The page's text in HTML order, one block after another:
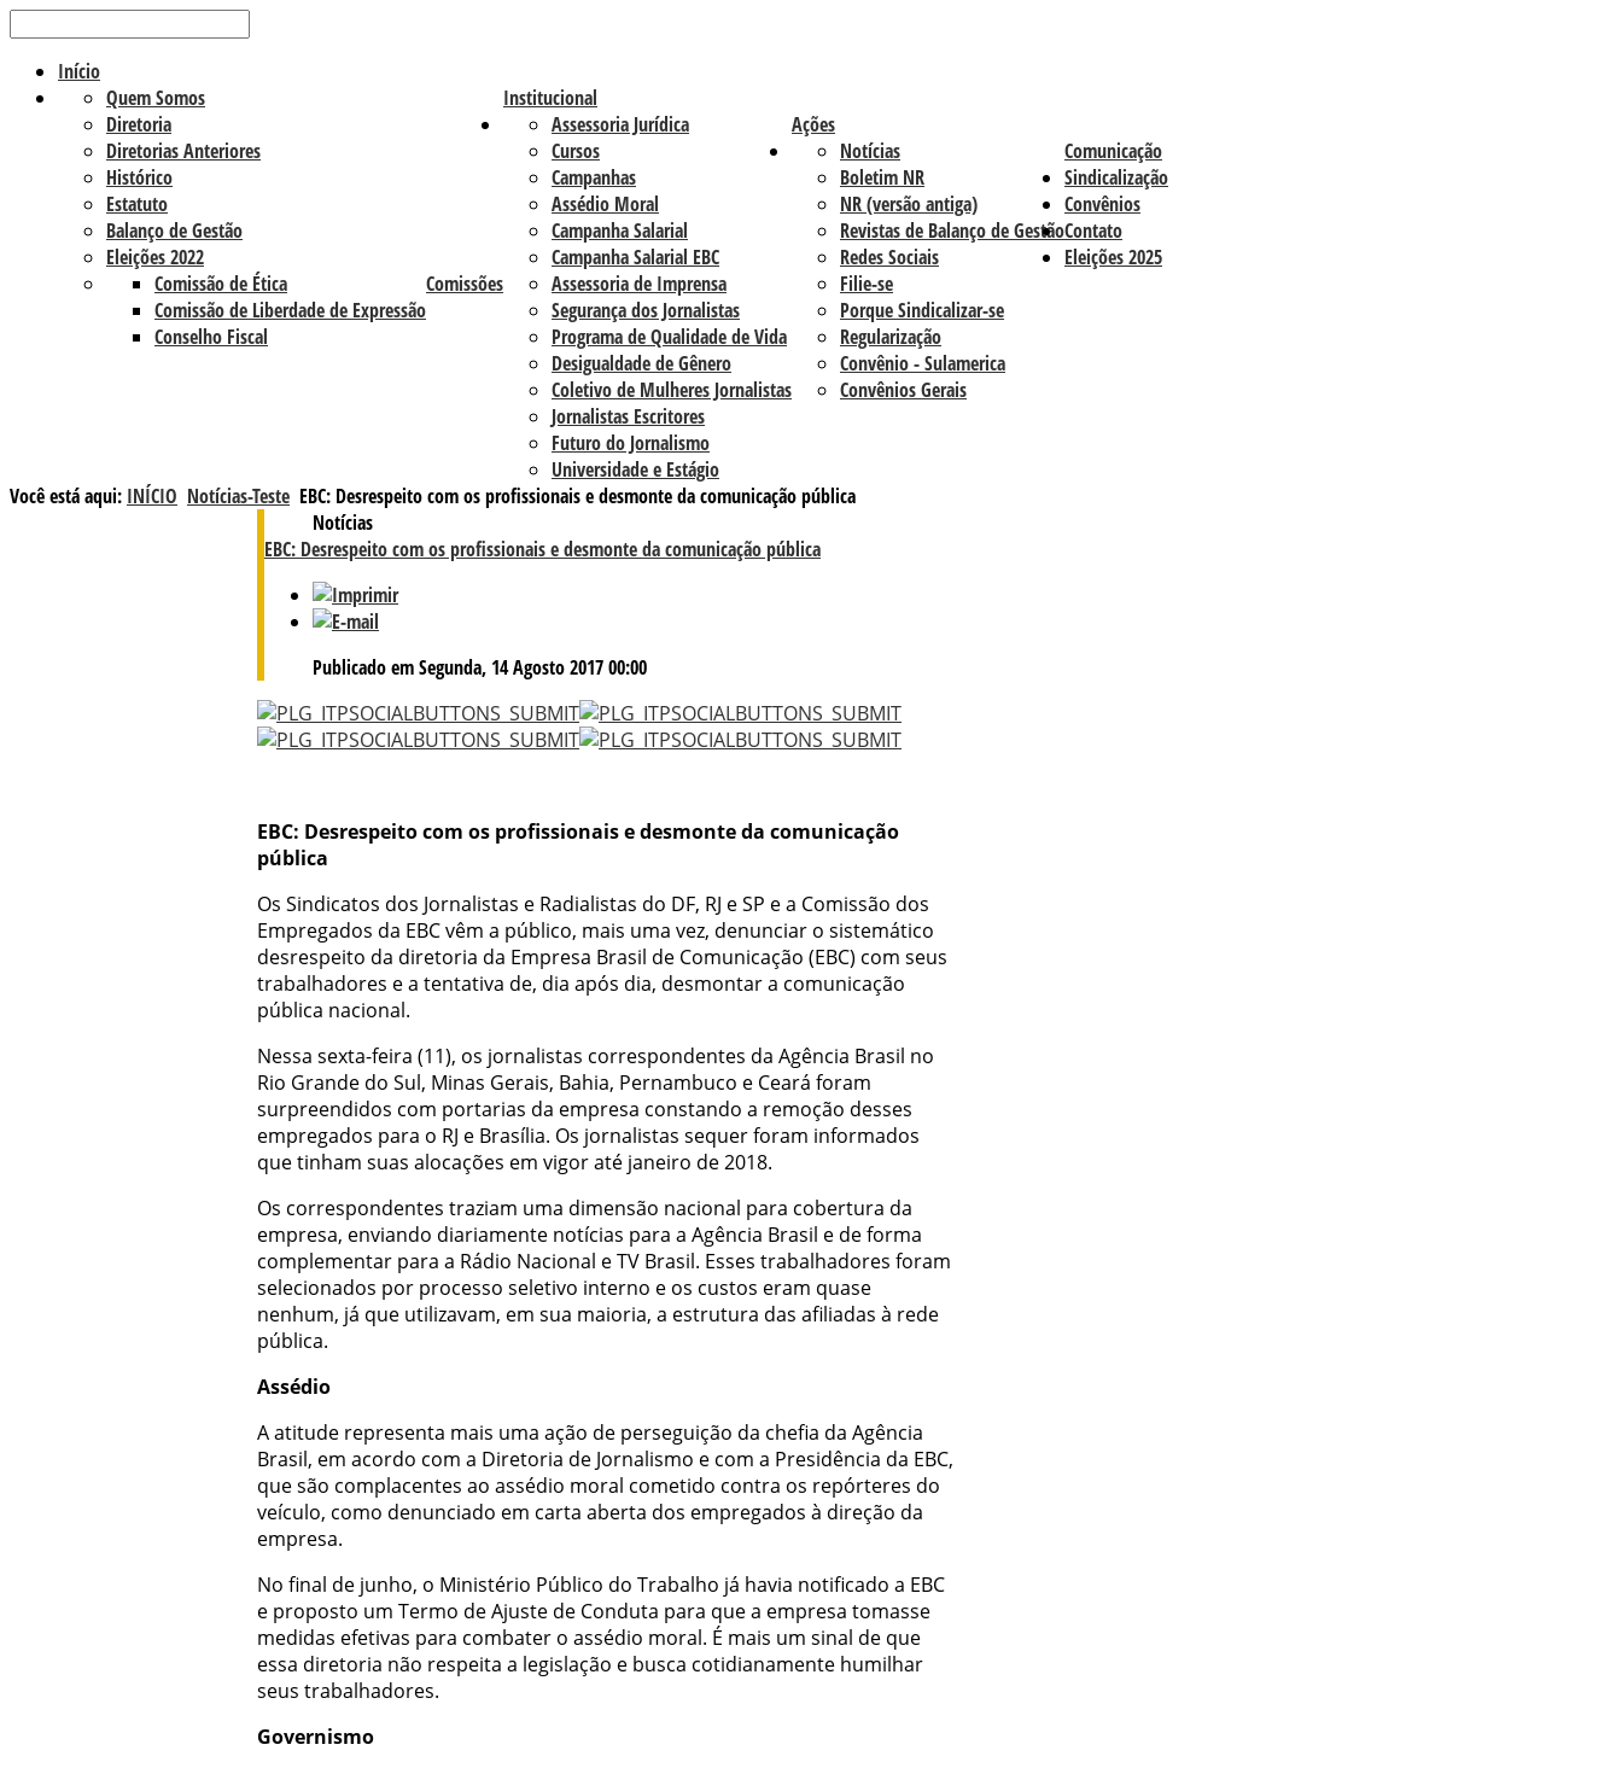
Início
Institucional
Quem Somos
Diretoria
Diretorias Anteriores
Histórico
Estatuto
Balanço de Gestão
Eleições 2022
Comissões
Comissão de Ética
Comissão de Liberdade de Expressão
Conselho Fiscal
Ações
Assessoria Jurídica
Cursos
Campanhas
Assédio Moral
Campanha Salarial
Campanha Salarial EBC
Assessoria de Imprensa
Segurança dos Jornalistas
Programa de Qualidade de Vida
Desigualdade de Gênero
Coletivo de Mulheres Jornalistas
Jornalistas Escritores
Futuro do Jornalismo
Universidade e Estágio
Comunicação
Notícias
Boletim NR
NR (versão antiga)
Revistas de Balanço de Gestão
Redes Sociais
Sindicalização
Filie-se
Porque Sindicalizar-se
Regularização
Convênios
Convênio - Sulamerica
Convênios Gerais
Contato
Eleições 2025
Você está aqui: INÍCIO Notícias-Teste EBC: Desrespeito com os profissionais e desmonte da comunicação pública
Notícias
EBC: Desrespeito com os profissionais e desmonte da comunicação pública
Publicado em Segunda, 14 Agosto 2017 00:00
EBC: Desrespeito com os profissionais e desmonte da comunicação
pública
Os Sindicatos dos Jornalistas e Radialistas do DF, RJ e SP e a Comissão dos
Empregados da EBC vêm a público, mais uma vez, denunciar o sistemático
desrespeito da diretoria da Empresa Brasil de Comunicação (EBC) com seus
trabalhadores e a tentativa de, dia após dia, desmontar a comunicação
pública nacional.
Nessa sexta-feira (11), os jornalistas correspondentes da Agência Brasil no
Rio Grande do Sul, Minas Gerais, Bahia, Pernambuco e Ceará foram
surpreendidos com portarias da empresa constando a remoção desses
empregados para o RJ e Brasília. Os jornalistas sequer foram informados
que tinham suas alocações em vigor até janeiro de 2018.
Os correspondentes traziam uma dimensão nacional para cobertura da
empresa, enviando diariamente notícias para a Agência Brasil e de forma
complementar para a Rádio Nacional e TV Brasil. Esses trabalhadores foram
selecionados por processo seletivo interno e os custos eram quase
nenhum, já que utilizavam, em sua maioria, a estrutura das afiliadas à rede
pública.
Assédio
A atitude representa mais uma ação de perseguição da chefia da Agência
Brasil, em acordo com a Diretoria de Jornalismo e com a Presidência da EBC,
que são complacentes ao assédio moral cometido contra os repórteres do
veículo, como denunciado em carta aberta dos empregados à direção da
empresa.
No final de junho, o Ministério Público do Trabalho já havia notificado a EBC
e proposto um Termo de Ajuste de Conduta para que a empresa tomasse
medidas efetivas para combater o assédio moral. É mais um sinal de que
essa diretoria não respeita a legislação e busca cotidianamente humilhar
seus trabalhadores.
Governismo